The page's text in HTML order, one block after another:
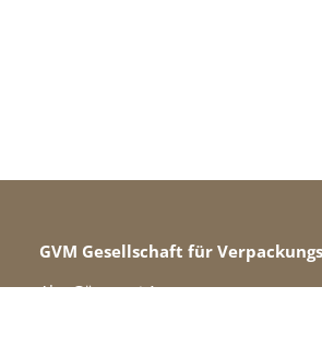
GVM Gesellschaft für
Alte Gärtnerei 1